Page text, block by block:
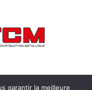
garantir la meilleure